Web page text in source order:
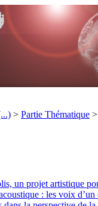
> Partie Thématique >
un projet artistique
: les voix d’un